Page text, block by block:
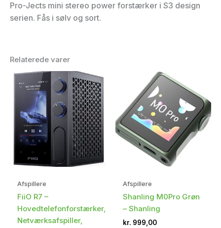
Pro-Jects mini stereo power forstærker i S3 design
serien. Fås i sølv og sort.
Relaterede varer
Afspillere
FiiO R7 –
Hovedtelefonforstærker,
Netværksafspiller,
Afspillere
Shanling M0Pro Grøn
– Shanling
kr. 999,00